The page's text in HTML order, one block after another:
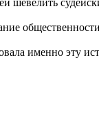
шевелить
именно эту